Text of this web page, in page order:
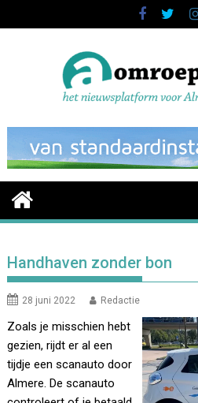
to
Handhaven zonder bon
28 juni 2022 Redactie
Zoals je misschien hebt
gezien, rijdt er al een
tijdje een scanauto door
Almere. De scanauto